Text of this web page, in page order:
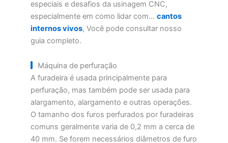
especiais e desafios da usinagem CNC,
especialmente em como lidar com... cantos
internos vivos, Você pode consultar nosso
guia completo.
Máquina de perfuração
A furadeira é usada principalmente para
perfuração, mas também pode ser usada para
alargamento, alargamento e outras operações.
O tamanho dos furos perfurados por furadeiras
comuns geralmente varia de 0,2 mm a cerca de
40 mm. Se forem necessários diâmetros de furo